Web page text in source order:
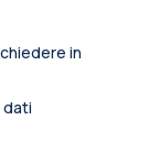
in
dati